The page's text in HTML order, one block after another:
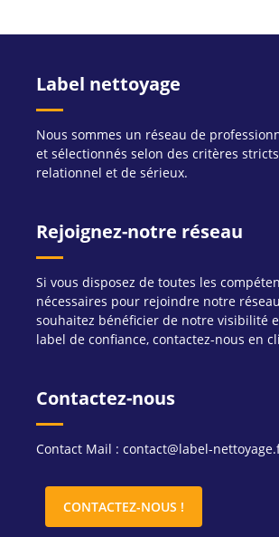
Label nettoyage
Nous sommes un réseau de
et sélectionnés selon des critères
relationnel et de sérieux.
Rejoignez-notre réseau
Si vous disposez de toutes les
nécessaires pour rejoindre notre
souhaitez bénéficier de notre visibilité
label de confiance, contactez-nous en
Contactez-nous
Contact Mail : contact@label-
CONTACTEZ-NOUS !